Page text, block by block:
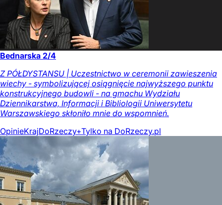
Bednarska 2/4
Z PÓŁDYSTANSU | Uczestnictwo w ceremonii zawieszenia
wiechy - symbolizującej osiągnięcie najwyższego punktu
konstrukcyjnego budowli - na gmachu Wydziału
Dziennikarstwa, Informacji i Bibliologii Uniwersytetu
Warszawskiego skłoniło mnie do wspomnień.
OpinieKrajDoRzeczy+Tylko na DoRzeczy.pl